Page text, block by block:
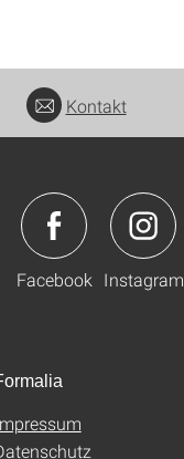
Kontakt
Facebook Instagram